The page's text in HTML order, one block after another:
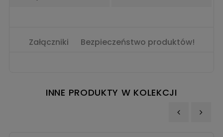
Załączniki Bezpieczeństwo produktów!
INNE PRODUKTY W KOLEKCJI